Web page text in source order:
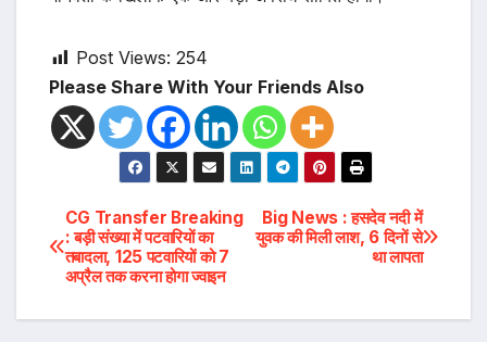
Post Views: 254
Please Share With Your Friends Also
Post
navigation
Big News : हसदेव नदी में
युवक की मिली लाश, 6 दिनों से
था लापता
CG Transfer Breaking
: बड़ी संख्या में पटवारियों का
तबादला, 125 पटवारियों को 7
अप्रैल तक करना होगा ज्वाइन